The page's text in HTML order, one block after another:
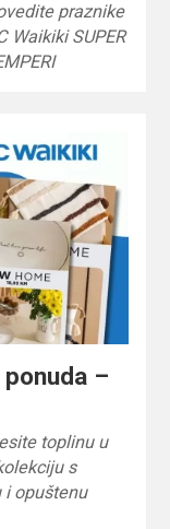
praznike
Waikiki SUPER
ponuda –
toplinu u
s
i opuštenu